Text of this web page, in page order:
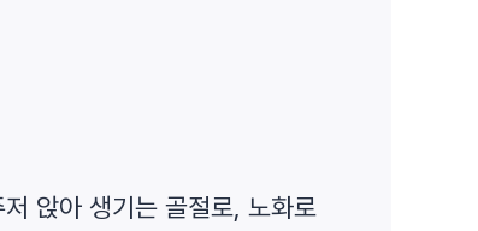
앉아 생기는 골절로, 노화로